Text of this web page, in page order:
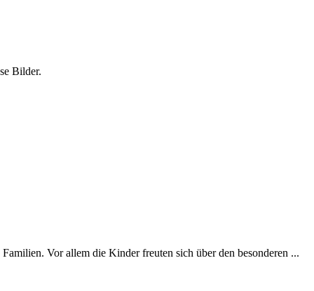
Bilder.
Vor allem die Kinder freuten sich über den besonderen ...